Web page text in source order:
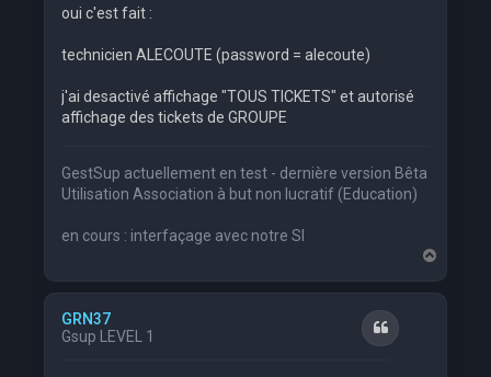
oui c'est fait :
technicien ALECOUTE (password = alecoute)
j'ai desactivé affichage "TOUS TICKETS" et autorisé
affichage des tickets de GROUPE
GestSup actuellement en test - dernière version Bêta
Utilisation Association à but non lucratif (Education)
en cours : interfaçage avec notre SI
a
GRN37
Gsup LEVEL 1
Citation